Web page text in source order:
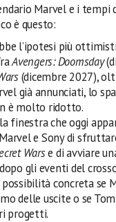
Marvel e i tempi
è questo:
l’ipotesi più
Avengers: Doomsday
(dicembre 2027),
già annunciati, lo
è molto ridotto.
finestra che oggi
e Sony di
Warse di avviare
gli eventi del
concreta se
delle uscite o se
progetti.